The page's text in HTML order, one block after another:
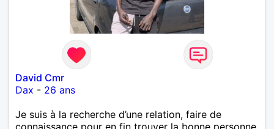
David Cmr
Dax - 26 ans
Je suis à la recherche d’une relation, faire de
connaissance pour en fin trouver la bonne personne